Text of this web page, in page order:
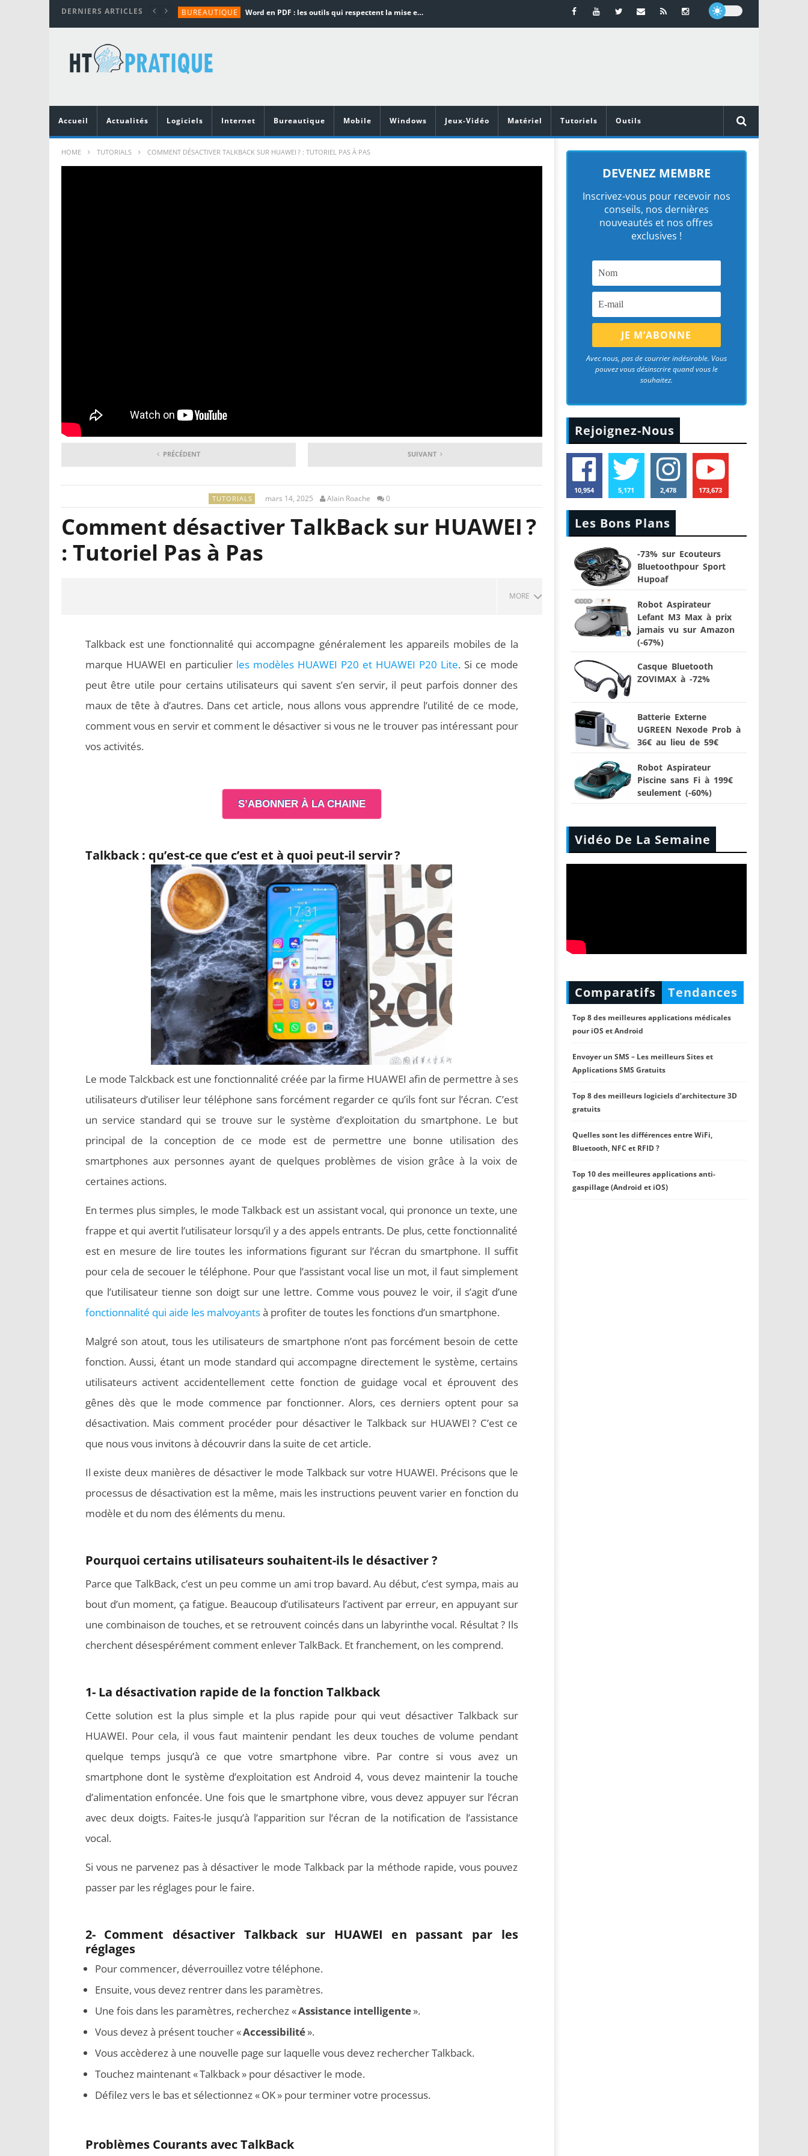
DERNIERS ARTICLES BUREAUTIQUE Word en PDF : les outils qui respectent la mise en page
TUTORIALS
MATÉRIEL
Vidéoprojecteurs Asus : Top 6 des meilleurs modèles de la marque
Accueil
Actualités Logiciels Internet Bureautique Mobile Windows Jeux-Vidéo Matériel Tutoriels Outils
HOME TUTORIALS COMMENT DÉSACTIVER TALKBACK SUR HUAWEI ? : TUTORIEL PAS À PAS
PRÉCÉDENT SUIVANT
TUTORIALS mars 14, 2025 Alain Roache 0
Comment désactiver TalkBack sur HUAWEI ?
: Tutoriel Pas à Pas
MORE
NOW VIEWING
Comment désactiver TalkBack sur
Comment programmer l’arrêt
automatique de son pc sous
Aspirateurs Xiaomi : Top 11 des
meilleurs modèles de la marque
Vidéoprojecteurs Asus : Top 6 des
meilleurs modèles de la marque
Talkback est une fonctionnalité qui accompagne généralement les appareils mobiles de la
marque HUAWEI en particulier les modèles HUAWEI P20 et HUAWEI P20 Lite. Si ce mode
peut être utile pour certains utilisateurs qui savent s’en servir, il peut parfois donner des
maux de tête à d’autres. Dans cet article, nous allons vous apprendre l’utilité de ce mode,
comment vous en servir et comment le désactiver si vous ne le trouver pas intéressant pour
vos activités.
S’ABONNER À LA CHAINE
Talkback : qu’est-ce que c’est et à quoi peut-il servir ?
Le mode Talckback est une fonctionnalité créée par la firme HUAWEI afin de permettre à ses
utilisateurs d’utiliser leur téléphone sans forcément regarder ce qu’ils font sur l’écran. C’est
un service standard qui se trouve sur le système d’exploitation du smartphone. Le but
principal de la conception de ce mode est de permettre une bonne utilisation des
smartphones aux personnes ayant de quelques problèmes de vision grâce à la voix de
certaines actions.
En termes plus simples, le mode Talkback est un assistant vocal, qui prononce un texte, une
frappe et qui avertit l’utilisateur lorsqu’il y a des appels entrants. De plus, cette fonctionnalité
est en mesure de lire toutes les informations figurant sur l’écran du smartphone. Il suffit
pour cela de secouer le téléphone. Pour que l’assistant vocal lise un mot, il faut simplement
que l’utilisateur tienne son doigt sur une lettre. Comme vous pouvez le voir, il s’agit d’une
fonctionnalité qui aide les malvoyantsà profiter de toutes les fonctions d’un smartphone.
Malgré son atout, tous les utilisateurs de smartphone n’ont pas forcément besoin de cette
fonction. Aussi, étant un mode standard qui accompagne directement le système, certains
utilisateurs activent accidentellement cette fonction de guidage vocal et éprouvent des
gênes dès que le mode commence par fonctionner. Alors, ces derniers optent pour sa
désactivation. Mais comment procéder pour désactiver le Talkback sur HUAWEI ? C’est ce
que nous vous invitons à découvrir dans la suite de cet article.
Il existe deux manières de désactiver le mode Talkback sur votre HUAWEI. Précisons que le
processus de désactivation est la même, mais les instructions peuvent varier en fonction du
modèle et du nom des éléments du menu.
Pourquoi certains utilisateurs souhaitent-ils le désactiver ?
Parce que TalkBack, c’est un peu comme un ami trop bavard. Au début, c’est sympa, mais au
bout d’un moment, ça fatigue. Beaucoup d’utilisateurs l’activent par erreur, en appuyant sur
une combinaison de touches, et se retrouvent coincés dans un labyrinthe vocal. Résultat ? Ils
cherchent désespérément comment enlever TalkBack. Et franchement, on les comprend.
1- La désactivation rapide de la fonction Talkback
Cette solution est la plus simple et la plus rapide pour qui veut désactiver Talkback sur
HUAWEI. Pour cela, il vous faut maintenir pendant les deux touches de volume pendant
quelque temps jusqu’à ce que votre smartphone vibre. Par contre si vous avez un
smartphone dont le système d’exploitation est Android 4, vous devez maintenir la touche
d’alimentation enfoncée. Une fois que le smartphone vibre, vous devez appuyer sur l’écran
avec deux doigts. Faites-le jusqu’à l’apparition sur l’écran de la notification de l’assistance
vocal.
Si vous ne parvenez pas à désactiver le mode Talkback par la méthode rapide, vous pouvez
passer par les réglages pour le faire.
2- Comment désactiver Talkback sur HUAWEI en passant par les
réglages
Pour commencer, déverrouillez votre téléphone.
Ensuite, vous devez rentrer dans les paramètres.
Une fois dans les paramètres, recherchez «Assistance intelligente».
Vous devez à présent toucher «Accessibilité».
Vous accèderez à une nouvelle page sur laquelle vous devez rechercher Talkback.
Touchez maintenant « Talkback » pour désactiver le mode.
Défilez vers le bas et sélectionnez « OK » pour terminer votre processus.
Problèmes Courants avec TalkBack
DEVENEZ MEMBRE
Inscrivez-vous pour recevoir nos
conseils, nos dernières
nouveautés et nos offres
exclusives !
Avec nous, pas de courrier indésirable. Vous
pouvez vous désinscrire quand vous le
souhaitez.
Rejoignez-Nous
10,954 5,171 2,478 173,673
Les Bons Plans
-73% sur Ecouteurs
Bluetoothpour Sport
Hupoaf
Robot Aspirateur
Lefant M3 Max à prix
jamais vu sur Amazon
(-67%)
Casque Bluetooth
ZOVIMAX à -72%
Batterie Externe
UGREEN Nexode Prob à
36€ au lieu de 59€
Robot Aspirateur
Piscine sans Fi à 199€
seulement (-60%)
Vidéo De La Semaine
Comparatifs Tendances
Top 8 des meilleures applications médicales
pour iOS et Android
Envoyer un SMS – Les meilleurs Sites et
Applications SMS Gratuits
Top 8 des meilleurs logiciels d’architecture 3D
gratuits
Quelles sont les différences entre WiFi,
Bluetooth, NFC et RFID ?
Top 10 des meilleures applications anti-
gaspillage (Android et iOS)